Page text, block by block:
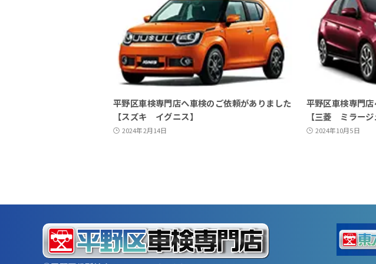
平野区車検専門店へ車検のご依頼がありました
【スズキ イグニス】
2024年2月14日
平野区車検専門
【三菱 ミラージ
2024年10月5日